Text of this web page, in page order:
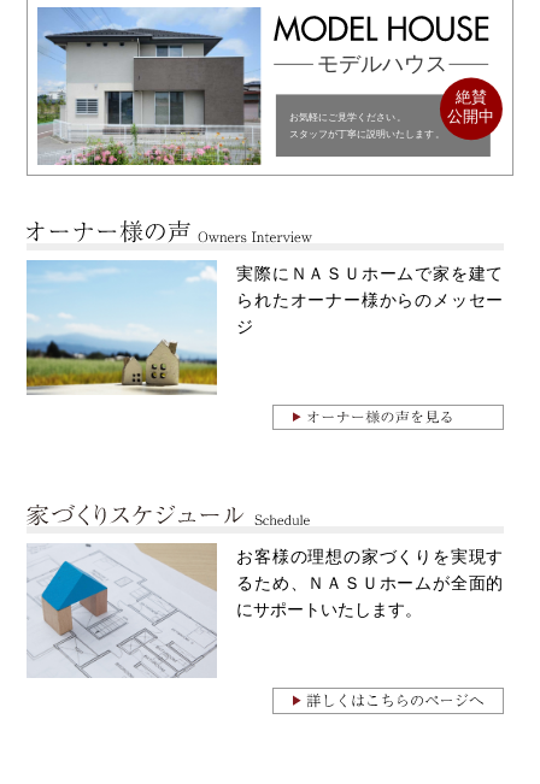
実際にＮＡＳＵホームで家を建て
られたオーナー様からのメッセー
ジ
お客様の理想の家づくりを実現す
るため、ＮＡＳＵホームが全面的
にサポートいたします。